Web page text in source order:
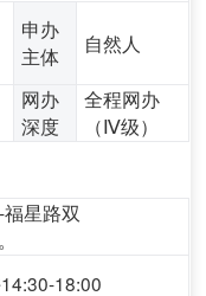
申办
主体
自然人
网办
深度
全程网办
（Ⅳ级）
星路双
18:00